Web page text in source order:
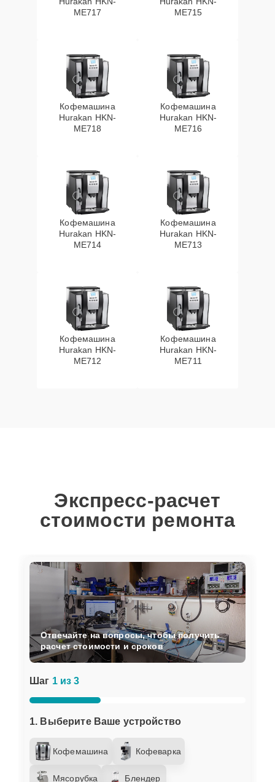
ME717
ME715
Кофемашина
Hurakan HKN-
ME718
Кофемашина
Hurakan HKN-
ME716
Кофемашина
Hurakan HKN-
ME714
Кофемашина
Hurakan HKN-
ME713
Кофемашина
Hurakan HKN-
ME712
Кофемашина
Hurakan HKN-
ME711
Экспресс-расчет
стоимости ремонта
Шаг 1 из 3
1. Выберите Ваше устройство
Кофемашина Кофеварка
Мясорубка Блендер
Отвечайте на вопросы, чтобы получить
расчет стоимости и сроков